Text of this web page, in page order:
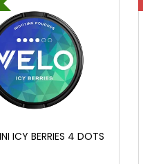
ICY BERRIES 4 DOTS